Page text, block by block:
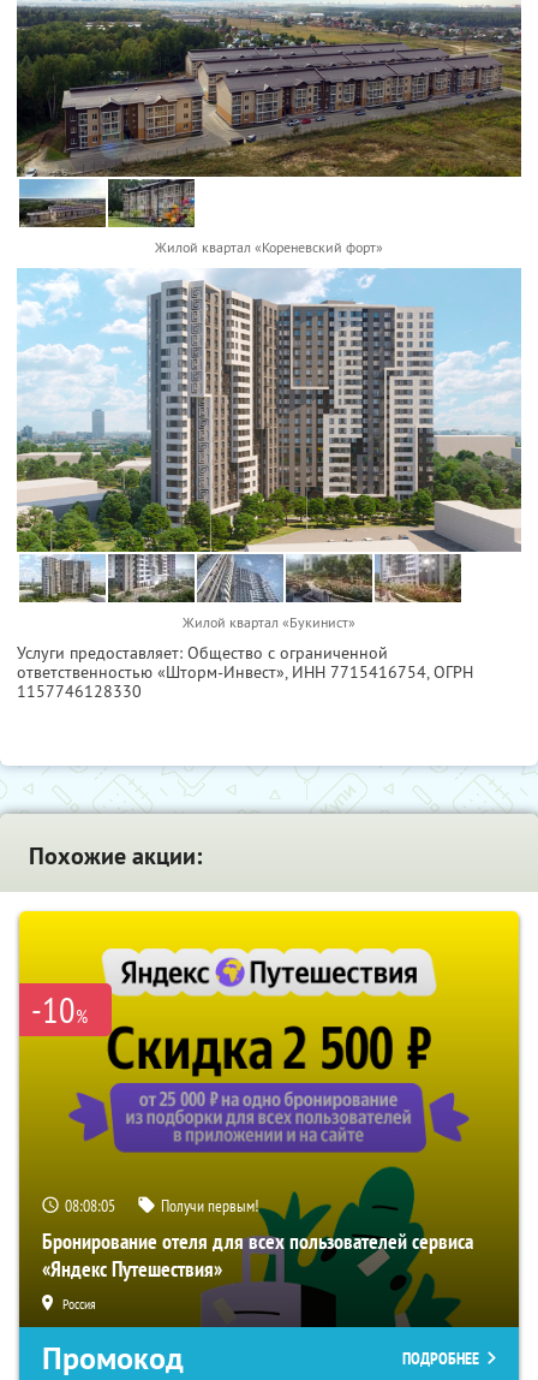
Жилой квартал «Кореневский форт»
Жилой квартал «Букинист»
Услуги предоставляет: Общество с ограниченной
ответственностью «Шторм-Инвест», ИНН 7715416754, ОГРН
1157746128330
Похожие акции:
-10%
08:08:04 Получи первым!
Бронирование отеля для всех пользователей сервиса
«Яндекс Путешествия»
Россия
Промокод ПОДРОБНЕЕ